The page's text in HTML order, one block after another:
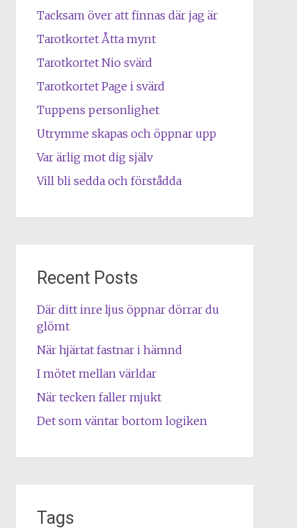
Tacksam över att finnas där jag är
Tarotkortet Åtta mynt
Tarotkortet Nio svärd
Tarotkortet Page i svärd
Tuppens personlighet
Utrymme skapas och öppnar upp
Var ärlig mot dig själv
Vill bli sedda och förstådda
Recent Posts
Där ditt inre ljus öppnar dörrar du
glömt
När hjärtat fastnar i hämnd
I mötet mellan världar
När tecken faller mjukt
Det som väntar bortom logiken
Tags